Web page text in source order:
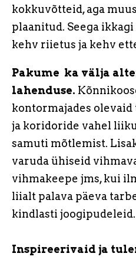
kokkuvõtteid, aga
plaanitud. Seega
kehv riietus ja kehv
Pakume ka välja
lahenduse.
kontormajades
ja koridoride vahel
samuti mõtlemist.
varuda ühiseid
vihmakeepe jms, kui
liialt palava päeva
kindlasti joogipudeleid.
Inspireerivaid ja